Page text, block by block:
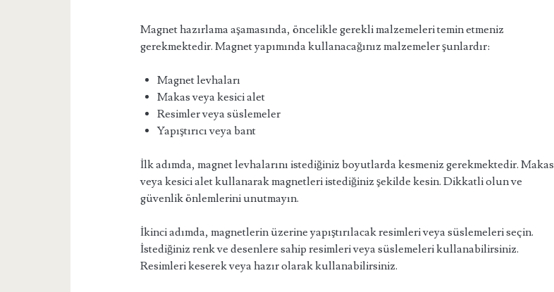
Magnet hazırlama aşamasında, öncelikle gerekli malzemeleri temin etmeniz
gerekmektedir. Magnet yapımında kullanacağınız malzemeler şunlardır:
Magnet levhaları
Makas veya kesici alet
Resimler veya süslemeler
Yapıştırıcı veya bant
İlk adımda, magnet levhalarını istediğiniz boyutlarda kesmeniz gerekmektedir. Makas
veya kesici alet kullanarak magnetleri istediğiniz şekilde kesin. Dikkatli olun ve
güvenlik önlemlerini unutmayın.
İkinci adımda, magnetlerin üzerine yapıştırılacak resimleri veya süslemeleri seçin.
İstediğiniz renk ve desenlere sahip resimleri veya süslemeleri kullanabilirsiniz.
Resimleri keserek veya hazır olarak kullanabilirsiniz.